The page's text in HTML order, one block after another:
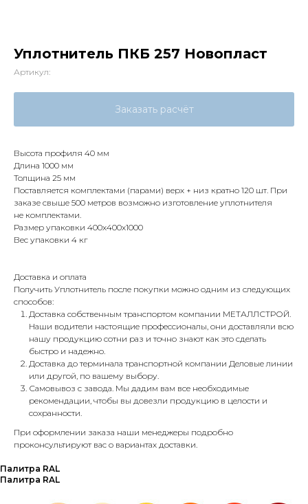
Уплотнитель ПКБ 257 Новопласт
Артикул:
Заказать расчёт
Высота профиля 40 мм
Длина 1000 мм
Толщина 25 мм
Поставляется комплектами (парами) верх + низ кратно 120 шт. При
заказе свыше 500 метров возможно изготовление уплотнителя
не комплектами.
Размер упаковки 400х400х1000
Вес упаковки 4 кг
Доставка и оплата
Получить Уплотнитель после покупки можно одним из следующих
способов:
Доставка собственным транспортом компании МЕТАЛЛСТРОЙ.
Наши водители настоящие профессионалы, они доставляли всю
нашу продукцию сотни раз и точно знают как это сделать
быстро и надежно.
Доставка до терминала транспортной компании Деловые линии
или другой, по вашему выбору.
Самовывоз с завода. Мы дадим вам все необходимые
рекомендации, чтобы вы довезли продукцию в целости и
сохранности.
При оформлении заказа наши менеджеры подробно
проконсультируют вас о вариантах доставки.
Палитра RAL
Палитра RAL